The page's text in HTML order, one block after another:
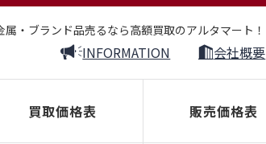
属・ブランド品売るなら高額買取のアルタマート！
INFORMATION 会社概要
買取価格表 販売価格表